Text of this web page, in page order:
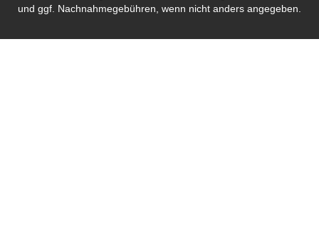
und ggf. Nachnahmegebühren, wenn nicht anders angegeben.